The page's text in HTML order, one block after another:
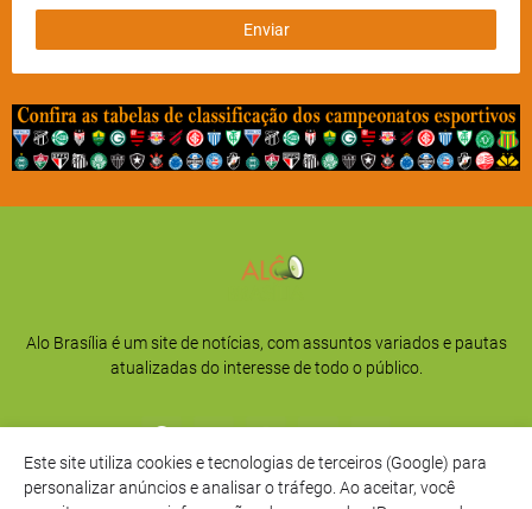
Alo Brasília é um site de notícias, com assuntos variados e pautas
atualizadas do interesse de todo o público.
Este site utiliza cookies e tecnologias de terceiros (Google) para
personalizar anúncios e analisar o tráfego. Ao aceitar, você